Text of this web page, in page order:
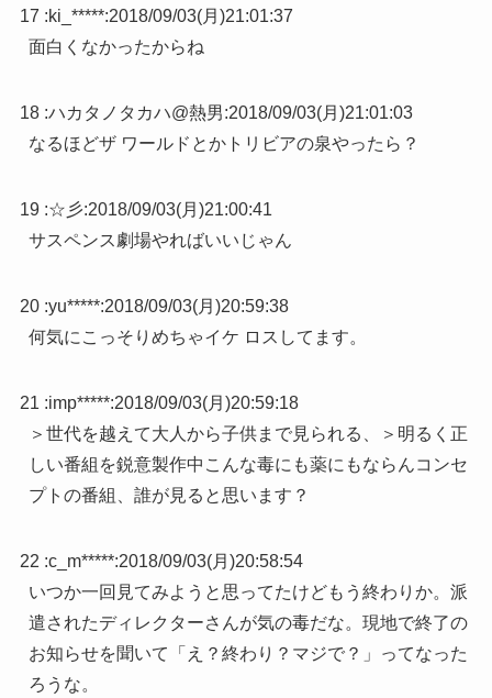
17 :ki_*****:2018/09/03(月)21:01:37
面白くなかったからね
18 :ハカタノタカハ@熱男:2018/09/03(月)21:01:03
なるほどザ ワールドとかトリビアの泉やったら？
19 :☆彡:2018/09/03(月)21:00:41
サスペンス劇場やればいいじゃん
20 :yu*****:2018/09/03(月)20:59:38
何気にこっそりめちゃイケ ロスしてます。
21 :imp*****:2018/09/03(月)20:59:18
＞世代を越えて大人から子供まで見られる、＞明るく正
しい番組を鋭意製作中こんな毒にも薬にもならんコンセ
プトの番組、誰が見ると思います？
22 :c_m*****:2018/09/03(月)20:58:54
いつか一回見てみようと思ってたけどもう終わりか。派
遣されたディレクターさんが気の毒だな。現地で終了の
お知らせを聞いて「え？終わり？マジで？」ってなった
ろうな。